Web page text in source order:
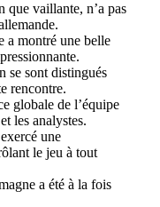
que vaillante, n’a pas
a montré une belle
se sont distingués
rencontre.
globale de l’équipe
les analystes.
une
le jeu à tout
a été à la fois